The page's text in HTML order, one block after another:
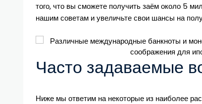
того, что вы сможете получить заём около 5
нашим советам и увеличьте свои шансы на
Часто задаваемые
Ниже мы ответим на некоторые из наиболее